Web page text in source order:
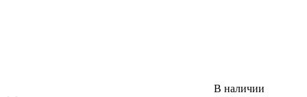
В наличии